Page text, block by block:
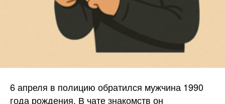
6 апреля в полицию обратился мужчина 1990
года рождения. В чате знакомств он